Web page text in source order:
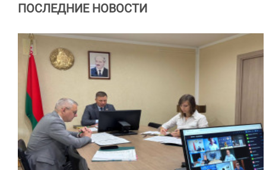
ПОСЛЕДНИЕ НОВОСТИ